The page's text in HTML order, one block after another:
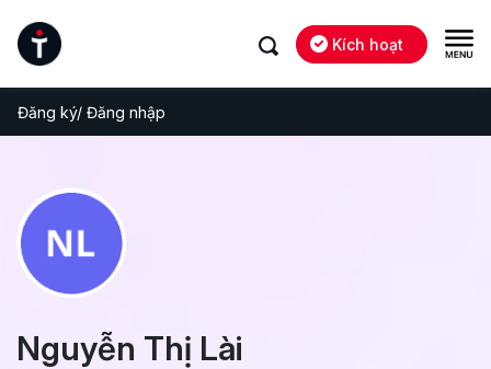
Kích hoạt
Đăng ký/ Đăng nhập
Nguyễn Thị Lài